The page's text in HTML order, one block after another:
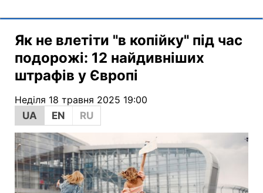
Як не влетіти "в копійку" під час
подорожі: 12 найдивніших
штрафів у Європі
Неділя 18 травня 2025 19:00
UA
EN RU